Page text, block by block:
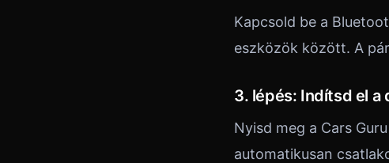
Kapcsold be a
eszközök között. A
3. lépés: Indítsd el a
Nyisd meg a Cars
automatikusan